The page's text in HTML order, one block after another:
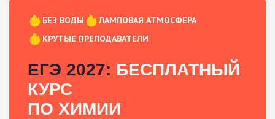
БЕЗ ВОДЫ
ЛАМПОВАЯ АТМОСФЕРА
КРУТЫЕ ПРЕПОДАВАТЕЛИ
ЕГЭ 2027: БЕСПЛАТНЫЙ
КУРС
ПО ХИМИИ